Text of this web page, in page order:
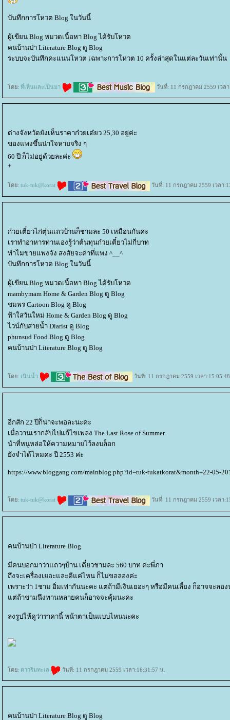
บันทึกการโหวต Blog ในวันนี้
ผู้เขียน Blog หมวดเนื้อหา Blog ได้รับโหวต
คนบ้านป่า Literature Blog ดู Blog
ระบบจะบันทึกคะแนนโหวต เฉพาะการโหวต 10 ครั้งล่าสุดในแต่ละวันเท่านั้น
ดย: ที่เห็นและเป็นมา วันที่: 11 กรกฎาคม 2559 เวล
ต่างจังหวัดยังเห็นราคาก๋วยเต๋ยว 25,30 อยู่ค่ะ
ของแพงขึ้นน่าใจหายจริง ๆ
60 ปี ก็ไม่อยู่ด้วยละค่ะ
+
ดย: tuk-tuk@korat วันที่: 11 กรกฎาคม 2559 เวลา
ก๋วยเตี๋ยวไก่ตุ๋นแถวบ้านก็ชามละ 50 เหมือนกันค่ะ
เราทำอาหารทานเองรู้ว่าต้นทุนก๋วยเตี๋ยวไม่กี่บาท
ทำไมขายแพงจัง สงสัยจะค่าที่แพง ^__^
บันทึกการโหวต Blog ในวันนี้
ผู้เขียน Blog หมวดเนื้อหา Blog ได้รับโหวต
mambymam Home & Garden Blog ดู Blog
ชมพร Cartoon Blog ดู Blog
ฟ้าใสวันใหม่ Home & Garden Blog ดู Blog
ไวน์กับสายน้ำ Diarist ดู Blog
phunsud Food Blog ดู Blog
คนบ้านป่า Literature Blog ดู Blog
ดย: เนินน้ำ วันที่: 11 กรกฎาคม 2559 เวลา
อีกสัก 22 ปีก็น่าจะพอละนะคะ
เมื่อวานเรากลับไปแก้ไขเพลง The Last Rose of Summer
นำที่หนูหล่อให้ความหมายไว้ลงบล็อก
ังจำได้ไหมคะ ปี 2553 ค่ะ
https://www.bloggang.com/mainblog.php?id=tuk-tukatkorat&month=22-05-
ดย: tuk-tuk@korat วันที่: 11 กรกฎาคม 2559 เวลา
คนบ้านป่า Literature Blog
มีคนบอกมาว่าแถวๆบ้าน เตี๋ยวชามละ 560 บาท ค่ะพี่ภา
ถึงจะเครื่องเยอะและดีแค่ไหน ก็ไม่ขอลองค่ะ
เพราะว่า 1ชาม อิ่มเท่ากันนะคะ แต่ถ้ามีเงินเยอะๆ หรือมีคนเลี้ยง ก็อาจจะลอง
ต่ถ้าชามนึงทานหลายคนก็อาจจะคุ้มนะคะ
ลงรูปให้ดูว่าราคานี้ หน้าตาเป็นแบบไหนนะคะ
ดย: ดาวริมทะเล วันที่: 11 กรกฎาคม 2559 เวลา:16:31:57 น.
คนบ้านป่า Literature Blog ดู Blog